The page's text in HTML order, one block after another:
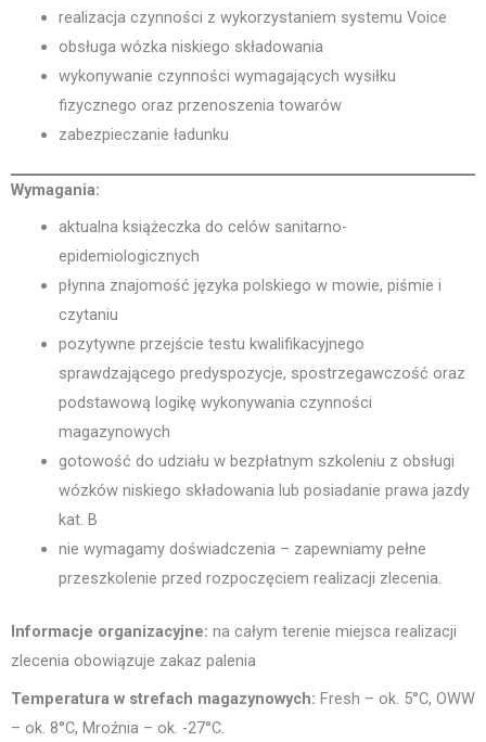
realizacja czynności z wykorzystaniem systemu Voice
obsługa wózka niskiego składowania
wykonywanie czynności wymagających wysiłku
fizycznego oraz przenoszenia towarów
zabezpieczanie ładunku
Wymagania:
aktualna książeczka do celów sanitarno-
epidemiologicznych
płynna znajomość języka polskiego w mowie, piśmie i
czytaniu
pozytywne przejście testu kwalifikacyjnego
sprawdzającego predyspozycje, spostrzegawczość oraz
podstawową logikę wykonywania czynności
magazynowych
gotowość do udziału w bezpłatnym szkoleniu z obsługi
wózków niskiego składowania lub posiadanie prawa jazdy
kat. B
nie wymagamy doświadczenia – zapewniamy pełne
przeszkolenie przed rozpoczęciem realizacji zlecenia.
Informacje organizacyjne: na całym terenie miejsca realizacji
zlecenia obowiązuje zakaz palenia
Temperatura w strefach magazynowych: Fresh – ok. 5°C, OWW
– ok. 8°C, Mroźnia – ok. -27°C.